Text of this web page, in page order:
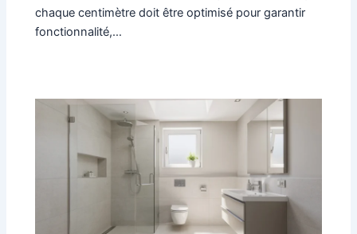
chaque centimètre doit être optimisé pour garantir
fonctionnalité,…